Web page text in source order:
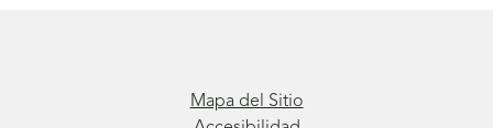
Mapa del Sitio